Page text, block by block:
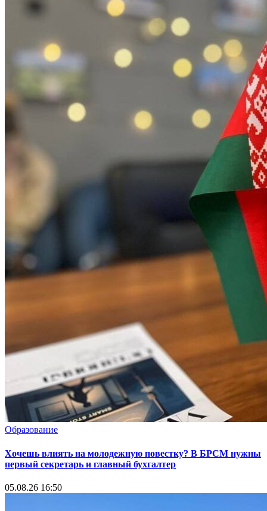
Образование
Хочешь влиять на молодежную повестку? В БРСМ нужны
первый секретарь и главный бухгалтер
05.08.26 16:50